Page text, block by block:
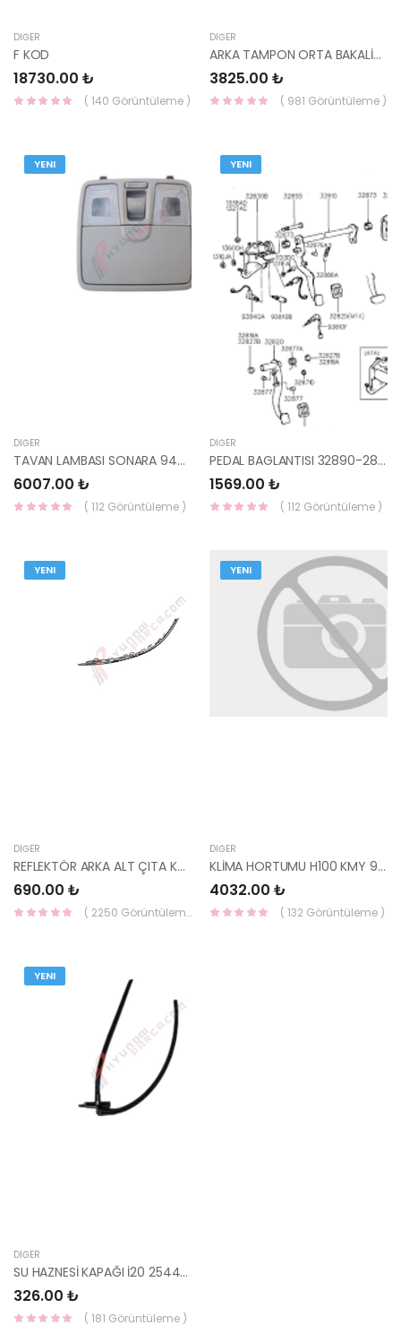
DIĞER
F KOD
18730.00 ₺
( 140 Görüntüleme )
DIĞER
ARKA TAMPON ORTA BAKALİTİ BAYON 2020- 86650-Q0AA0
3825.00 ₺
( 981 Görüntüleme )
YENI
DIĞER
TAVAN LAMBASI SONARA 94- 92800-34000CI-HMC
6007.00 ₺
( 112 Görüntüleme )
YENI
DIĞER
PEDAL BAGLANTISI 32890-28000-HMC
1569.00 ₺
( 112 Görüntüleme )
YENI
DIĞER
REFLEKTÖR ARKA ALT ÇITA KROM 2021-SOL - 86691-N7000-YS
690.00 ₺
( 2250 Görüntüleme )
YENI
DIĞER
KLİMA HORTUMU H100 KMY 97762-4F600-HMC
4032.00 ₺
( 132 Görüntüleme )
YENI
DIĞER
SU HAZNESİ KAPAĞI İ20 25440-4P500-MOBIS
326.00 ₺
( 181 Görüntüleme )